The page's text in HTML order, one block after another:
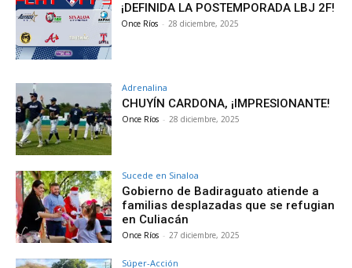
¡DEFINIDA LA POSTEMPORADA LBJ 2F!
Once Ríos - 28 diciembre, 2025
Adrenalina
CHUYÍN CARDONA, ¡IMPRESIONANTE!
Once Ríos - 28 diciembre, 2025
Sucede en Sinaloa
Gobierno de Badiraguato atiende a
familias desplazadas que se refugian
en Culiacán
Once Ríos - 27 diciembre, 2025
Súper-Acción